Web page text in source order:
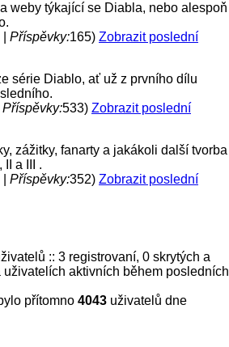
weby týkající se Diabla, nebo alespoň
Příspěvky:165) Zobrazit poslední
série Diablo, ať už z prvního dílu
Příspěvky:533) Zobrazit poslední
zážitky, fanarty a jakákoli další tvorba
a III .
Příspěvky:352) Zobrazit poslední
:: 3 registrovaní, 0 skrytých a
aktivních během posledních
přítomno 4043 uživatelů dne